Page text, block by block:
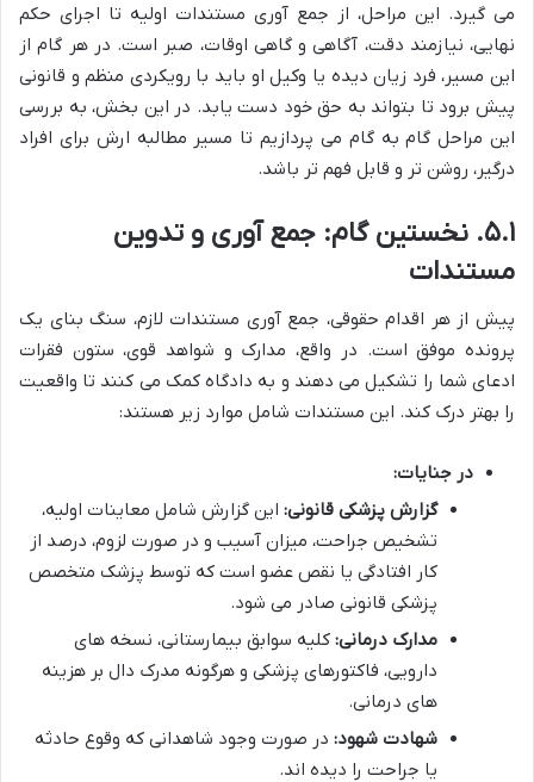
می گیرد. این مراحل، از جمع آوری مستندات اولیه تا اجرای حکم
نهایی، نیازمند دقت، آگاهی و گاهی اوقات، صبر است. در هر گام از
این مسیر، فرد زیان دیده یا وکیل او باید با رویکردی منظم و قانونی
پیش برود تا بتواند به حق خود دست یابد. در این بخش، به بررسی
این مراحل گام به گام می پردازیم تا مسیر مطالبه ارش برای افراد
درگیر، روشن تر و قابل فهم تر باشد.
۵.۱. نخستین گام: جمع آوری و تدوین
مستندات
پیش از هر اقدام حقوقی، جمع آوری مستندات لازم، سنگ بنای یک
پرونده موفق است. در واقع، مدارک و شواهد قوی، ستون فقرات
ادعای شما را تشکیل می دهند و به دادگاه کمک می کنند تا واقعیت
را بهتر درک کند. این مستندات شامل موارد زیر هستند:
در جنایات:
گزارش پزشکی قانونی: این گزارش شامل معاینات اولیه،
تشخیص جراحت، میزان آسیب و در صورت لزوم، درصد از
کار افتادگی یا نقص عضو است که توسط پزشک متخصص
پزشکی قانونی صادر می شود.
مدارک درمانی: کلیه سوابق بیمارستانی، نسخه های
دارویی، فاکتورهای پزشکی و هرگونه مدرک دال بر هزینه
های درمانی.
شهادت شهود: در صورت وجود شاهدانی که وقوع حادثه
یا جراحت را دیده اند.